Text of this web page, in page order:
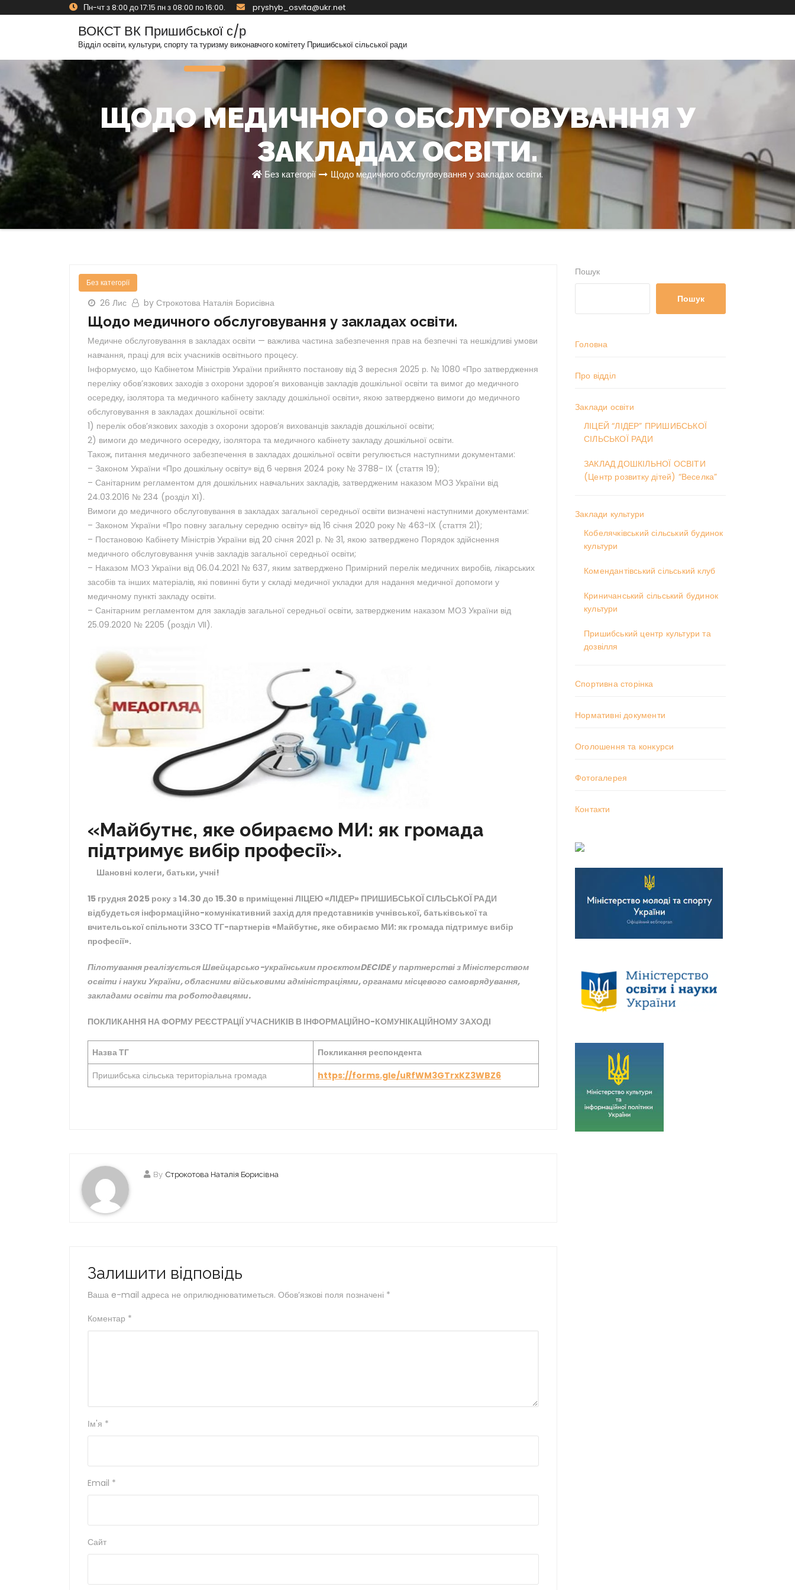
Пн-чт з 8:00 до 17:15 пн з 08:00 по 16:00. pryshyb_osvita@ukr.net
ВОКСТ ВК Пришибської с/р
Відділ освіти, культури, спорту та туризму виконавчого комітету Пришибської сільської ради
Toggle Navigation
ЩОДО МЕДИЧНОГО ОБСЛУГОВУВАННЯ У
ЗАКЛАДАХ ОСВІТИ.
Без категорії Щодо медичного обслуговування у закладах освіти.
Без категорії
26 Лис by Строкотова Наталія Борисівна
Щодо медичного обслуговування у закладах освіти.
Медичне обслуговування в закладах освіти — важлива частина забезпечення прав на безпечні та нешкідливі умови
навчання, праці для всіх учасників освітнього процесу.
Інформуємо, що Кабінетом Міністрів України прийнято постанову від 3 вересня 2025 р. № 1080 «Про затвердження
переліку обов’язкових заходів з охорони здоров’я вихованців закладів дошкільної освіти та вимог до медичного
осередку, ізолятора та медичного кабінету закладу дошкільної освіти», якою затверджено вимоги до медичного
обслуговування в закладах дошкільної освіти:
1) перелік обов’язкових заходів з охорони здоров’я вихованців закладів дошкільної освіти;
2) вимоги до медичного осередку, ізолятора та медичного кабінету закладу дошкільної освіти.
Також, питання медичного забезпечення в закладах дошкільної освіти регулюється наступними документами:
– Законом України «Про дошкільну освіту» від 6 червня 2024 року № 3788- IX (стаття 19);
– Санітарним регламентом для дошкільних навчальних закладів, затвердженим наказом МОЗ України від
24.03.2016 № 234 (розділ XI).
Вимоги до медичного обслуговування в закладах загальної середньої освіти визначені наступними документами:
– Законом України «Про повну загальну середню освіту» від 16 січня 2020 року № 463-IX (стаття 21);
– Постановою Кабінету Міністрів України від 20 січня 2021 р. № 31, якою затверджено Порядок здійснення
медичного обслуговування учнів закладів загальної середньої освіти;
– Наказом МОЗ України від 06.04.2021 № 637, яким затверджено Примірний перелік медичних виробів, лікарських
засобів та інших матеріалів, які повинні бути у складі медичної укладки для надання медичної допомоги у
медичному пункті закладу освіти.
– Санітарним регламентом для закладів загальної середньої освіти, затвердженим наказом МОЗ України від
25.09.2020 № 2205 (розділ VII).
«Майбутнє, яке обираємо МИ: як громада
підтримує вибір професії».
Шановні колеги, батьки, учні!
15 грудня 2025 року з 14.30 до 15.30 в приміщенні ЛІЦЕЮ «ЛІДЕР» ПРИШИБСЬКОЇ СІЛЬСЬКОЇ РАДИ
відбудеться інформаційно-комунікативний захід для представників учнівської, батьківської та
вчительської спільноти ЗЗСО ТГ-партнерів «Майбутнє, яке обираємо МИ: як громада підтримує вибір
професії».
Пілотування реалізується Швейцарсько-українськимпроєктомDECIDEу партнерстві з Міністерством
освіти і науки України, обласними військовими адміністраціями, органами місцевого самоврядування,
закладами освіти та роботодавцями.
ПОКЛИКАННЯ НА ФОРМУ РЕЄСТРАЦІЇ УЧАСНИКІВ В ІНФОРМАЦІЙНО-КОМУНІКАЦІЙНОМУ ЗАХОДІ
НазваТГ Покликання респондента
Пришибська сільська територіальна громада
https://forms.gle/uRfWM3GTrxKZ3WBZ6
By Строкотова Наталія Борисівна
Залишити відповідь
Ваша e-mail адреса не оприлюднюватиметься. Обов’язкові поля позначені *
Коментар *
Ім'я *
Email *
Сайт
Пошук
Пошук
Головна
Про відділ
Заклади освіти
ЛІЦЕЙ “ЛІДЕР” ПРИШИБСЬКОЇ
СІЛЬСЬКОЇ РАДИ
ЗАКЛАД ДОШКІЛЬНОЇ ОСВІТИ
(Центр розвитку дітей) “Веселка”
Заклади культури
Кобелячківський сільський будинок
культури
Комендантівський сільський клуб
Криничанський сільський будинок
культури
Пришибський центр культури та
дозвілля
Спортивна сторінка
Нормативні документи
Оголошення та конкурси
Фотогалерея
Контакти